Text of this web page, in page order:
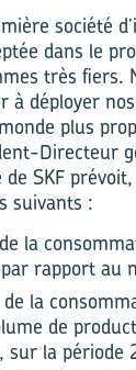
société
dans le
très fiers.
à déployer
plus
Directeur
SKF
suivants :
la
par rapport au
la
de
sur la